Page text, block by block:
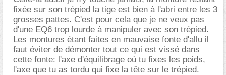
fixée sur son trépied la tige est bien à l'abri entre les 3
grosses pattes. C'est pour cela que je ne veux pas
d'une EQ6 trop lourde à manipuler avec son trépied.
Les montures étant faites en mauvaise fonte d'allu il
faut éviter de démonter tout ce qui est vissé dans
cette fonte: l'axe d'équilibrage où tu fixes les poids,
l'axe que tu as tordu qui fixe la tête sur le trépied.